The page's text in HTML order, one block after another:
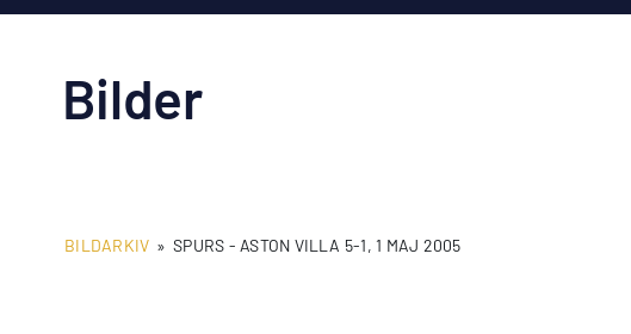
Bilder
BILDARKIV » SPURS - ASTON VILLA 5-1, 1 MAJ 2005